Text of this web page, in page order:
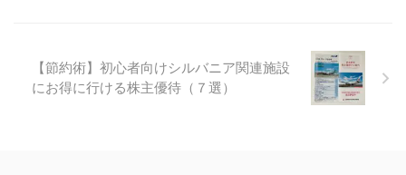
【節約術】初心者向けシルバニア関連施設
にお得に行ける株主優待（７選）